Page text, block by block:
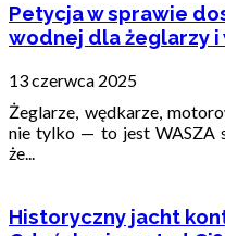
Petycja w sprawie
wodnej dla żeglarzy i
13 czerwca 2025
Żeglarze, wędkarze,
nie tylko — to jest WASZA
że...
Historyczny jacht